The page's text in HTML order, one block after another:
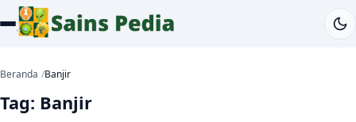
Beranda Banjir
Tag: Banjir